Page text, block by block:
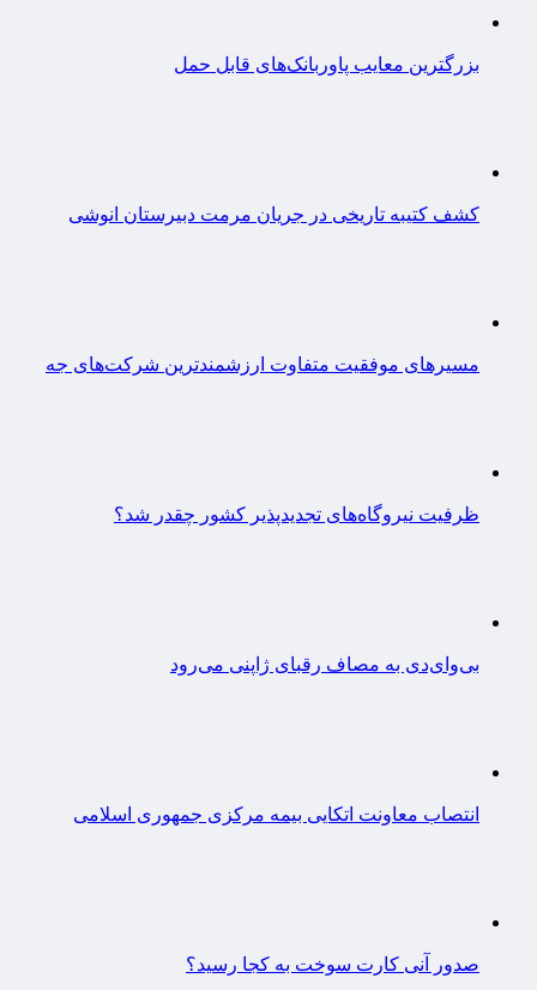
بزرگترین معایب پاوربانک‌های قابل حمل
کشف کتیبه تاریخی در جریان مرمت دبیرستان انوشی
مسیرهای موفقیت متفاوت ارزشمندترین شرکت‌های جه
ظرفیت نیروگاه‌های تجدیدپذیر کشور چقدر شد؟
بی‌وای‌دی به مصاف رقبای ژاپنی می‌رود
انتصاب معاونت اتکایی بیمه مرکزی جمهوری اسلامی
صدور آنی کارت سوخت به کجا رسید؟